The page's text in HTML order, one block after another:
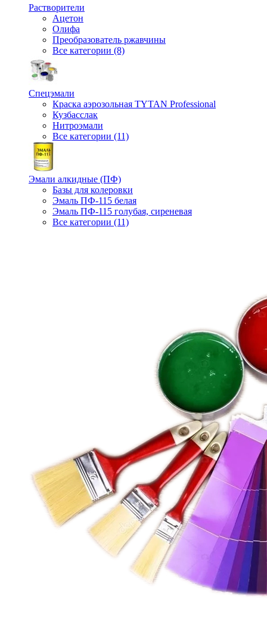
Растворители
Ацетон
Олифа
Преобразователь ржавчины
Все категории (8)
Спецэмали
Краска аэрозольная TYTAN Professional
Кузбасслак
Нитроэмали
Все категории (11)
Эмали алкидные (ПФ)
Базы для колеровки
Эмаль ПФ-115 белая
Эмаль ПФ-115 голубая, сиреневая
Все категории (11)